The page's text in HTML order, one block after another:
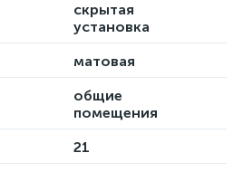
скрытая
установка
матовая
общие
помещения
21